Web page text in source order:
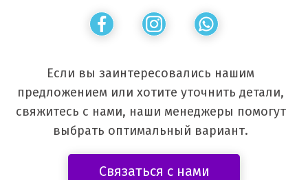
Если вы заинтересовались нашим
предложением или хотите уточнить детали,
свяжитесь с нами, наши менеджеры помогут
выбрать оптимальный вариант.
Связаться с нами